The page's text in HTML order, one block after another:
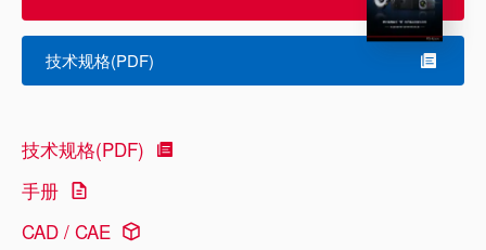
技术规格(PDF)
技术规格(PDF)
手册
CAD / CAE